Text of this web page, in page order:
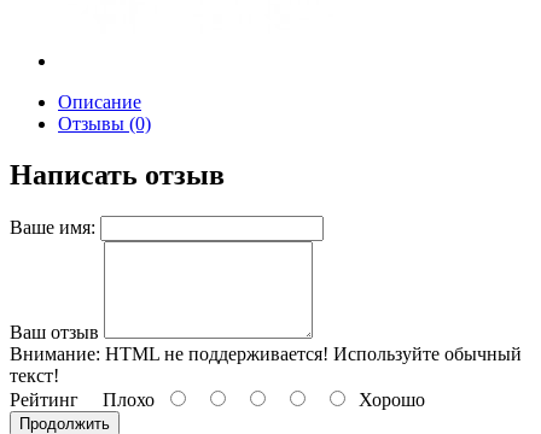
Описание
Отзывы (0)
Написать отзыв
Ваше имя:
Ваш отзыв
Внимание: HTML не поддерживается! Используйте обычный
текст!
Рейтинг Плохо Хорошо
Продолжить